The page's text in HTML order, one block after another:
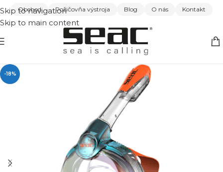
Skip to navigation
Skip to main content
Obchod Požičovňa výstroja Blog O nás Kontakt
-18%